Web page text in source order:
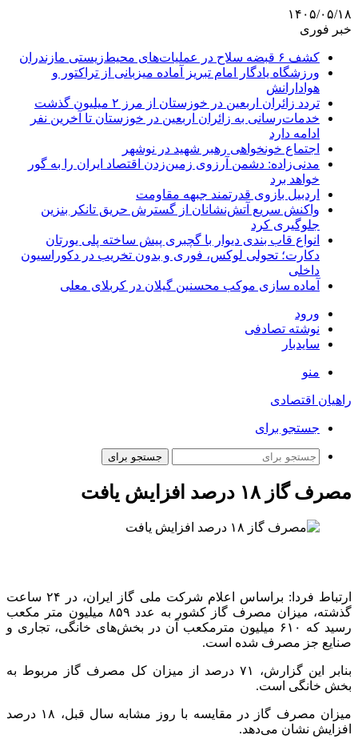
۱۴۰۵/۰۵/۱۸
خبر فوری
کشف ۶ قبضه سلاح در عملیات‌های محیط‌زیستی مازندران
ورزشگاه یادگار امام تبریز آماده میزبانی از تراکتور و
هوادارانش
تردد زائران اربعین در خوزستان از مرز ۲ میلیون گذشت
خدمات‌رسانی به زائران اربعین در خوزستان تا آخرین نفر
ادامه دارد
اجتماع خونخواهی رهبر شهید در نوشهر
مدنی‌زاده: دشمن آرزوی زمین‌زدن اقتصاد ایران را به گور
خواهد برد
اردبیل بازوی قدرتمند جبهه مقاومت
واکنش سریع آتش‌نشانان از گسترش حریق تانکر بنزین
جلوگیری کرد
انواع قاب بندی دیوار با گچبری پیش ساخته پلی یورتان
دکارت؛ تحولی لوکس، فوری و بدون تخریب در دکوراسیون
داخلی
آماده سازی موکب محسنین گیلان در کربلای معلی
ورود
نوشته تصادفی
سایدبار
منو
راهیان اقتصادی
جستجو برای
جستجو برای
مصرف گاز ۱۸ درصد افزایش یافت
ارتباط فردا: براساس
اعلام شرکت ملی گاز ایران، در ۲۴ ساعت
گذشته، میزان مصرف گاز کشور به عدد ۸۵۹ میلیون متر مکعب
رسید که ۶۱۰ میلیون مترمکعب آن در بخش‌های خانگی، تجاری و
صنایع جز مصرف شده است.
بنابر
این گزارش، ۷۱ درصد از میزان کل مصرف گاز مربوط به
بخش خانگی است.
میزان مصرف گاز در مقایسه با روز مشابه سال قبل، ۱۸ درصد
افزایش نشان می‌دهد.